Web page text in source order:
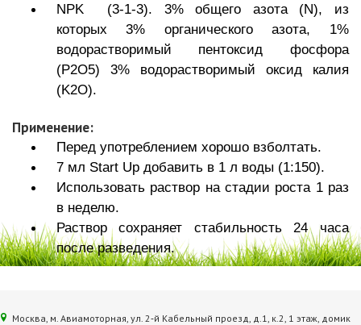
NPK (3-1-3). 3% общего азота (N), из
которых 3% органического азота, 1%
водорастворимый пентоксид фосфора
(P2O5) 3% водорастворимый оксид калия
(K2O).
Применение:
Перед употреблением хорошо взболтать.
7 мл Start Up добавить в 1 л воды (1:150).
Использовать раствор на стадии роста 1 раз
в неделю.
Раствор сохраняет стабильность 24 часа
после разведения.
Москва, м. Авиамоторная, ул. 2‑й Кабельный проезд, д.1, к.2, 1 этаж, домик